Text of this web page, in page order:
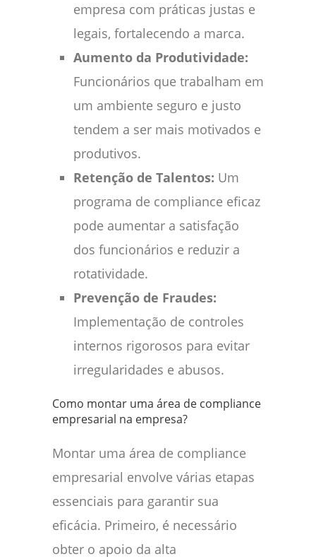
empresa com práticas justas e
legais, fortalecendo a marca.
Aumento da Produtividade:
Funcionários que trabalham em
um ambiente seguro e justo
tendem a ser mais motivados e
produtivos.
Retenção de Talentos: Um
programa de compliance eficaz
pode aumentar a satisfação
dos funcionários e reduzir a
rotatividade.
Prevenção de Fraudes:
Implementação de controles
internos rigorosos para evitar
irregularidades e abusos.
Como montar uma área de compliance
empresarial na empresa?
Montar uma área de compliance
empresarial envolve várias etapas
essenciais para garantir sua
eficácia. Primeiro, é necessário
obter o apoio da alta